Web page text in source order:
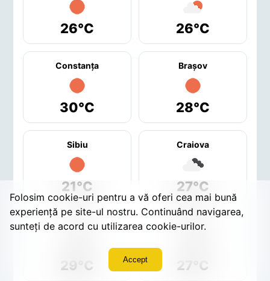
26°C 26°C
Constanţa
30°C
Braşov
28°C
Sibiu
21°C
Craiova
27°C
Galaţi
29°C
Oradea
27°C
Folosim cookie-uri pentru a vă oferi cea mai bună
experiență pe site-ul nostru. Continuând navigarea,
sunteți de acord cu utilizarea cookie-urilor.
Accept